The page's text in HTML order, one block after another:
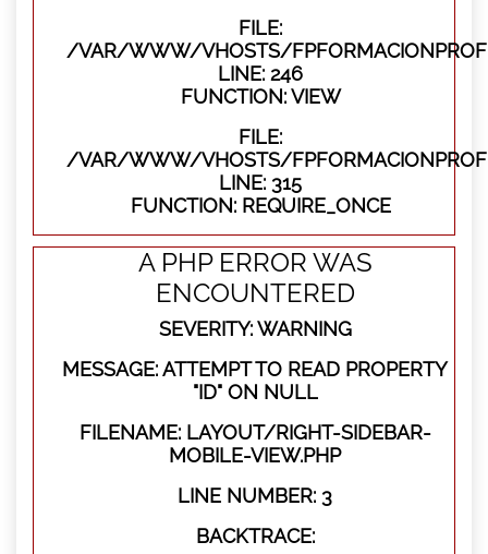
FILE:
/VAR/WWW/VHOSTS/
LINE: 246
FUNCTION: VIEW
FILE:
/VAR/WWW/VHOSTS/
LINE: 315
FUNCTION: REQUIRE_ONCE
A PHP ERROR WAS
ENCOUNTERED
SEVERITY: WARNING
MESSAGE: ATTEMPT TO READ PROPERTY
"ID" ON NULL
FILENAME: LAYOUT/RIGHT-SIDEBAR-
MOBILE-VIEW.PHP
LINE NUMBER: 3
BACKTRACE: